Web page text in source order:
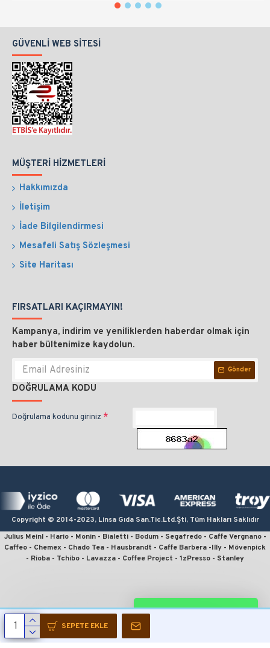
SEPETE EKLE
GÜVENLI WEB SITESI
MÜŞTERI HIZMETLERI
Hakkımızda
İletişim
İade Bilgilendirmesi
Mesafeli Satış Sözleşmesi
Site Haritası
FIRSATLARI KAÇIRMAYIN!
Kampanya, indirim ve yeniliklerden haberdar olmak için
haber bültenimize kaydolun.
Gönder
DOĞRULAMA KODU
Doğrulama kodunu giriniz
Copyright © 2014-2023, Linsa Gıda San.Tic.Ltd.Şti, Tüm Hakları Saklıdır
Julius Meinl - Hario - Monin - Bialetti - Bodum - Segafredo - Caffe Vergnano -
Caffeo - Chemex - Chado Tea - Hausbrandt - Caffe Barbera -Illy - Mövenpick
- Rioba - Tchibo - Lavazza - Coffee Project - 1zPresso - Stanley
espresso için kahve, monin kahve şurubu, linsa gıda, kahvecim, fruhstuck,
wiener melange, crema espresso, president, julius meinl president, jubilaum,
julius meinl filtre kahve, julius meinl çekirdek kahve, çekirdek kahve sipariş,
julius meinl sipariş